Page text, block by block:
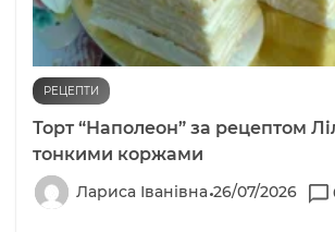
РЕЦЕПТИ
Торт “Наполеон” за рецептом
тонкими коржами
Лариса Іванівна 26/07/2026